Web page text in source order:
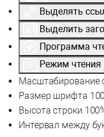
Выделять
Выделить
Программа
Режим чтения
Масштабирование
Размер шрифта
Высота строки 100
Интервал между